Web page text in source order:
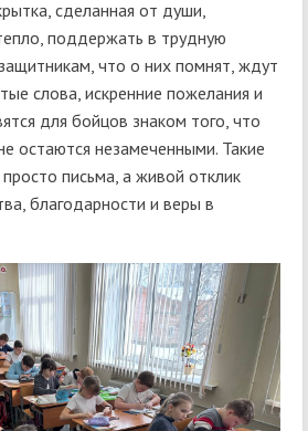
сделанная от души,
поддержать в трудную
что о них помнят, ждут
слова, искренние пожелания и
для бойцов знаком того, что
остаются незамеченными. Такие
письма, а живой отклик
благодарности и веры в